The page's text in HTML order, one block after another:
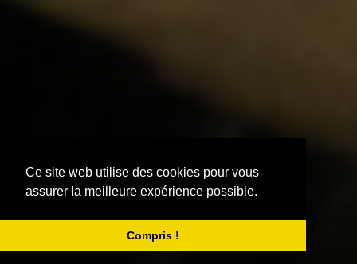
Ce site web utilise des cookies pour vous
assurer la meilleure expérience possible.
Compris !